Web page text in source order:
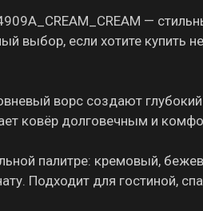
—
выбор, если хотите купить
ворс создают
ковёр долговечным и
палитре: кремовый,
Подходит для гостиной,